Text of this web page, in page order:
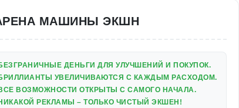
МАШИНЫ ЭКШН
ДЕНЬГИ ДЛЯ УЛУЧШЕНИЙ И ПОКУПОК.
УВЕЛИЧИВАЮТСЯ С КАЖДЫМ РАСХОДОМ.
ВОЗМОЖНОСТИ ОТКРЫТЫ С САМОГО НАЧАЛА.
РЕКЛАМЫ – ТОЛЬКО ЧИСТЫЙ ЭКШЕН!